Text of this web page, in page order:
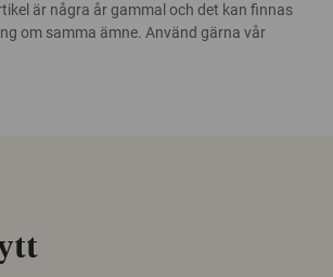
är några år gammal och det kan finnas
om samma ämne. Använd gärna vår